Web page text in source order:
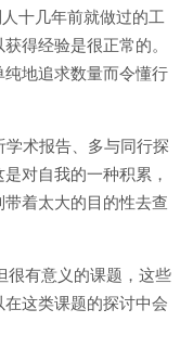
十几年前就做过的工
得经验是很正常的。
地追求数量而令懂行
术报告、多与同行探
对自我的一种积累，
着太大的目的性去查
很有意义的课题，这些
这类课题的探讨中会